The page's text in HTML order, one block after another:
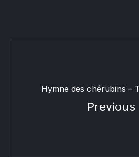
Hymne des chérubins –
Previous